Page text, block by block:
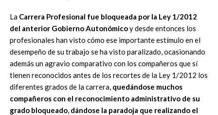
La Carrera Profesional fue bloqueada por la Ley 1/2012
del anterior Gobierno Autonómicoy desde entonces los
profesionales han visto cómo ese importante estímulo en el
desempeño de su trabajo se ha visto paralizado, ocasionando
además un agravio comparativo con los compañeros que sí
tienen reconocidos antes de los recortes de la Ley 1/2012 los
diferentes grados de la carrera, quedándose muchos
compañeros con el reconocimiento administrativo de su
grado bloqueado, dándose la paradoja que realizando el